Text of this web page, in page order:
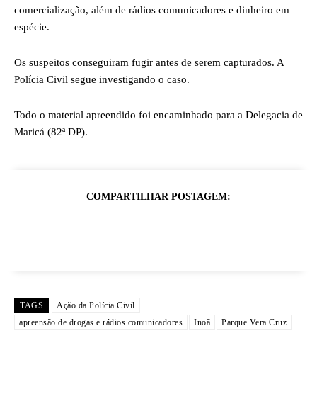
comercialização, além de rádios comunicadores e dinheiro em
espécie.
Os suspeitos conseguiram fugir antes de serem capturados. A
Polícia Civil segue investigando o caso.
Todo o material apreendido foi encaminhado para a Delegacia de
Maricá (82ª DP).
COMPARTILHAR POSTAGEM:
TAGS
Ação da Polícia Civil
apreensão de drogas e rádios comunicadores
Inoã Parque Vera Cruz